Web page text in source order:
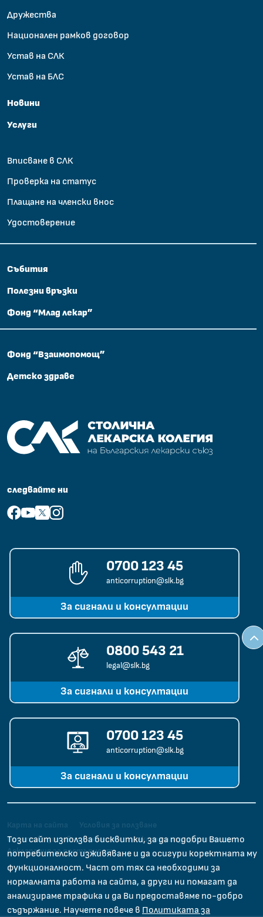
Дружества
Национален рамков договор
Устав на СЛК
Устав на БЛС
Новини
Услуги
Вписване в СЛК
Проверка на статус
Плащане на членски внос
Удостоверение
Събития
Полезни връзки
Фонд “Млад лекар”
Фонд “Взаимопомощ”
Детско здраве
Столична лекарска колегия на Български лекарски съюз
следвайте ни
facebook
youtube
x instagram
0700 123 45
anticorruption@slk.bg
За сигнали и консултации
0800 543 21
legal@slk.bg
За сигнали и консултации
0700 123 45
anticorruption@slk.bg
За сигнали и консултации
Декларация за достъпност
Карта на сайта
Условия за ползване
Политика за поверителност
Декларация за достъпност
Този сайт използва бисквитки, за да подобри Вашето
потребителско изживяване и да осигури коректната му
функционалност. Част от тях са необходими за
нормалната работа на сайта, а други ни помагат да
анализираме трафика и да Ви предоставяме по-добро
съдържание. Научете повече в Политиката за